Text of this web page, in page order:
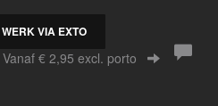
VIA EXTO
Vanaf € 2,95 excl. porto